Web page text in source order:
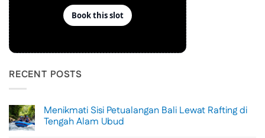
RECENT POSTS
Menikmati Sisi Petualangan Bali Lewat Rafting di
Tengah Alam Ubud